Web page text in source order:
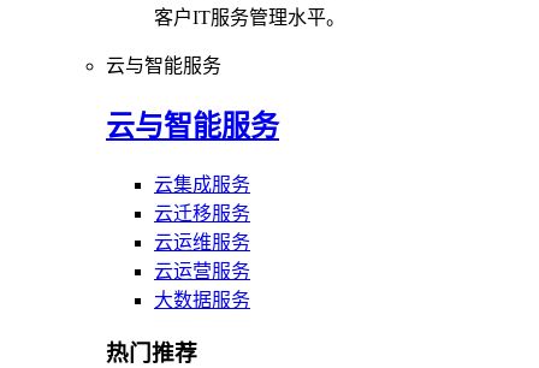
客户IT服务管理水平。
云与智能服务
云与智能服务
云集成服务
云迁移服务
云运维服务
云运营服务
大数据服务
热门推荐